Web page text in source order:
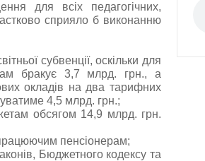
для всіх педагогічних,
сприяло б виконанню
субвенції, оскільки для
бракує 3,7 млрд. грн., а
окладів на два тарифних
4,5 млрд. грн.;
обсягом 14,9 млрд. грн.
пенсіонерам;
Бюджетного кодексу та